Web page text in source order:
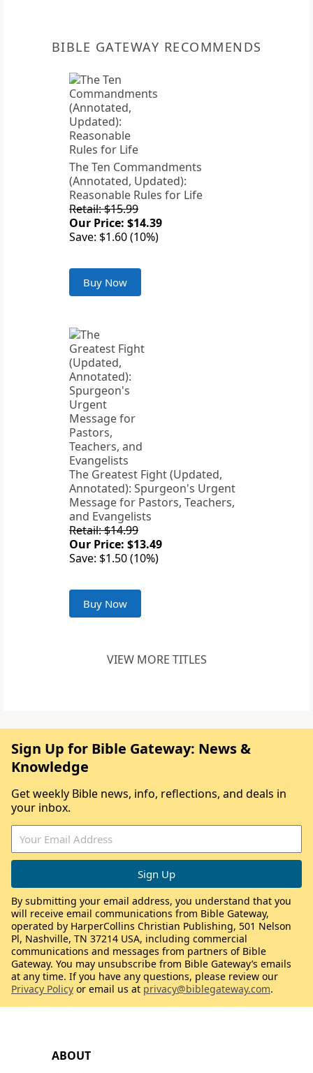
BIBLE GATEWAY RECOMMENDS
The Ten Commandments
(Annotated, Updated):
Reasonable Rules for Life
Retail: $15.99
Our Price: $14.39
Save: $1.60 (10%)
Buy Now
The Greatest Fight (Updated,
Annotated): Spurgeon's Urgent
Message for Pastors, Teachers,
and Evangelists
Retail: $14.99
Our Price: $13.49
Save: $1.50 (10%)
Buy Now
VIEW MORE TITLES
ABOUT
Sign Up for Bible Gateway: News &
Knowledge
Get weekly Bible news, info, reflections, and deals in
your inbox.
By submitting your email address, you understand that you
will receive email communications from Bible Gateway,
operated by HarperCollins Christian Publishing, 501 Nelson
Pl, Nashville, TN 37214 USA, including commercial
communications and messages from partners of Bible
Gateway. You may unsubscribe from Bible Gateway’s emails
at any time. If you have any questions, please review our
Privacy Policy or email us at privacy@biblegateway.com.